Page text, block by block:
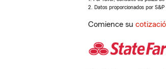
2. Datos proporcionados por
Comience su